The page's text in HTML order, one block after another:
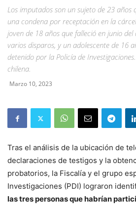
Los imputados son un sujeto de 23 años
una condena por receptación en la
joven de 18 años que falleció en junio
varios disparos, y un adolescente de 16
detenido por la Policía de
chilena.
Marzo 10, 2023
Tras el análisis de la ubicación de
declaraciones de testigos y la
probatorios, la Fiscalía y el grupo
Investigaciones (PDI) lograron
las tres personas que habrían